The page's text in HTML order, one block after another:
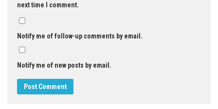
next time I comment.
Notify me of follow-up comments by email.
Notify me of new posts by email.